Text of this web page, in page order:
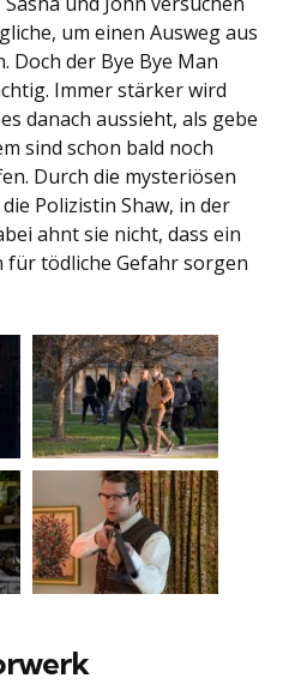
um einen Ausweg aus
Doch der Bye Bye Man
Immer stärker wird
danach aussieht, als gebe
sind schon bald noch
Durch die mysteriösen
Polizistin Shaw, in der
ahnt sie nicht, dass ein
für tödliche Gefahr sorgen